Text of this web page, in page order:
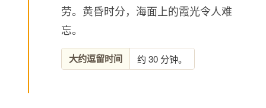
劳。黄昏时分，海面上的霞光令人难
忘。
大约逗留时间 约 30 分钟。